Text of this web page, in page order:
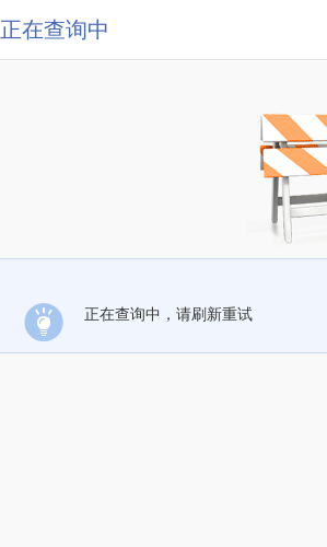
正在查询中
正在查询中，请刷新重试